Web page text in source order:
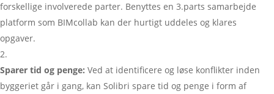
forskellige involverede parter. Benyttes en 3.parts samarbejde
platform som BIMcollab kan der hurtigt uddeles og klares
opgaver.
Sparer tid og penge: Ved at identificere og løse konflikter inden
byggeriet går i gang, kan Solibri spare tid og penge i form af